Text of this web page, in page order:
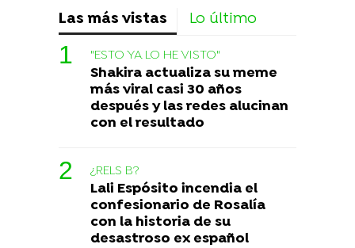
Las más vistas Lo último
"ESTO YA LO HE VISTO"
Shakira actualiza su meme
más viral casi 30 años
después y las redes alucinan
con el resultado
¿RELS B?
Lali Espósito incendia el
confesionario de Rosalía
con la historia de su
desastroso ex español